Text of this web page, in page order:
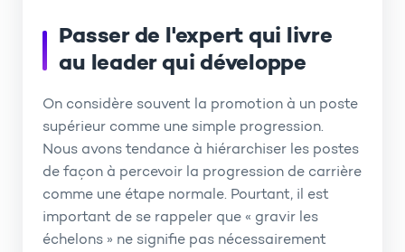
Passer de l'expert qui livre
au leader qui développe
On considère souvent la promotion à un poste
supérieur comme une simple progression.
Nous avons tendance à hiérarchiser les postes
de façon à percevoir la progression de carrière
comme une étape normale. Pourtant, il est
important de se rappeler que « gravir les
échelons » ne signifie pas nécessairement